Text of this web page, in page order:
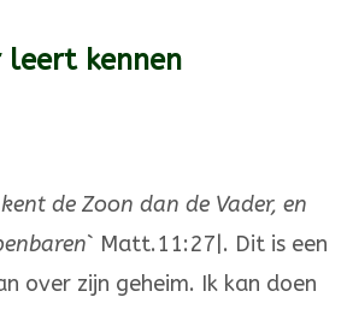
leert kennen
de Zoon dan de Vader, en
Matt.11:27|. Dit is een
over zijn geheim. Ik kan doen